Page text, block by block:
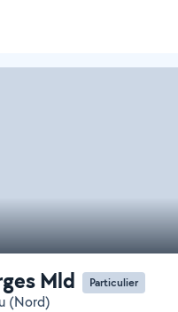
Mld Particulier
(Nord)